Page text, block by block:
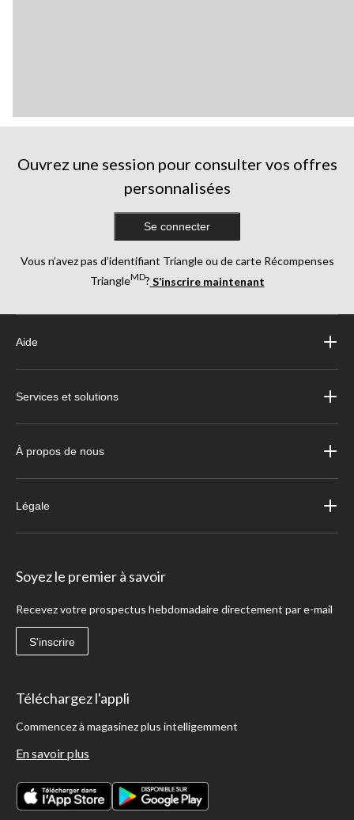
Ouvrez une session pour consulter vos offres
personnalisées
Se connecter
Vous n’avez pas d’identifiant Triangle ou de carte Récompenses
TriangleMD? S’inscrire maintenant
Aide
Services et solutions
À propos de nous
Légale
Soyez le premier à savoir
Recevez votre prospectus hebdomadaire directement par e-mail
S'inscrire
Téléchargez l'appli
Commencez à magasinez plus intelligemment
En savoir plus